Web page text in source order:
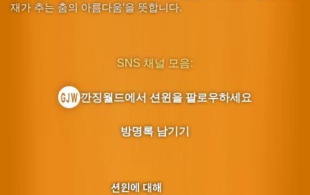
재가 추는 춤의 아름다움’을 뜻합니다.
션윈에 대해
SNS 채널 모음:
깐징월드에서 션윈을 팔로우하세요
방명록 남기기